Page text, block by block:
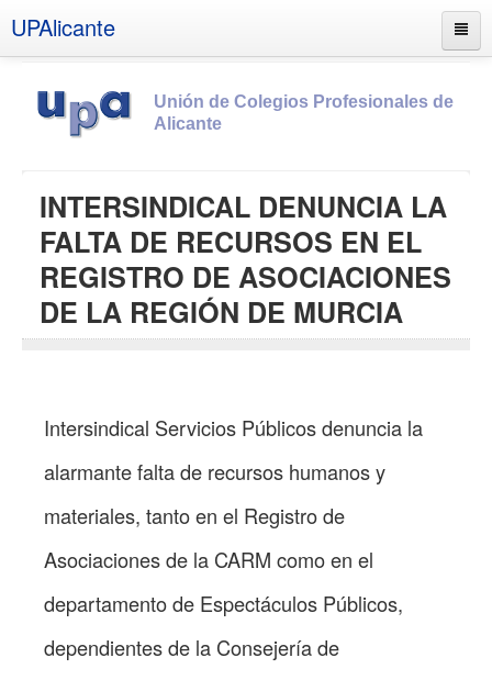
UPAlicante
Unión de Colegios Profesionales de
Alicante
Socios
Estatutos
Documentos
PROA
Contacto
INTERSINDICAL DENUNCIA LA
FALTA DE RECURSOS EN EL
REGISTRO DE ASOCIACIONES
DE LA REGIÓN DE MURCIA
Intersindical Servicios Públicos denuncia la
alarmante falta de recursos humanos y
materiales, tanto en el Registro de
Asociaciones de la CARM como en el
departamento de Espectáculos Públicos,
dependientes de la Consejería de